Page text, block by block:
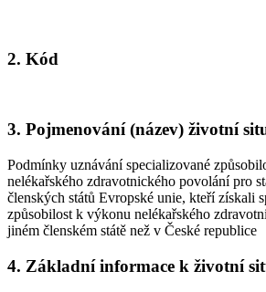
2. Kód
3. Pojmenování (název) životní
Podmínky uznávání specializované
nelékařského zdravotnického povolání pro
členských států Evropské unie, kteří získali
způsobilost k výkonu nelékařského
jiném členském státě než v České republice
4. Základní informace k životní